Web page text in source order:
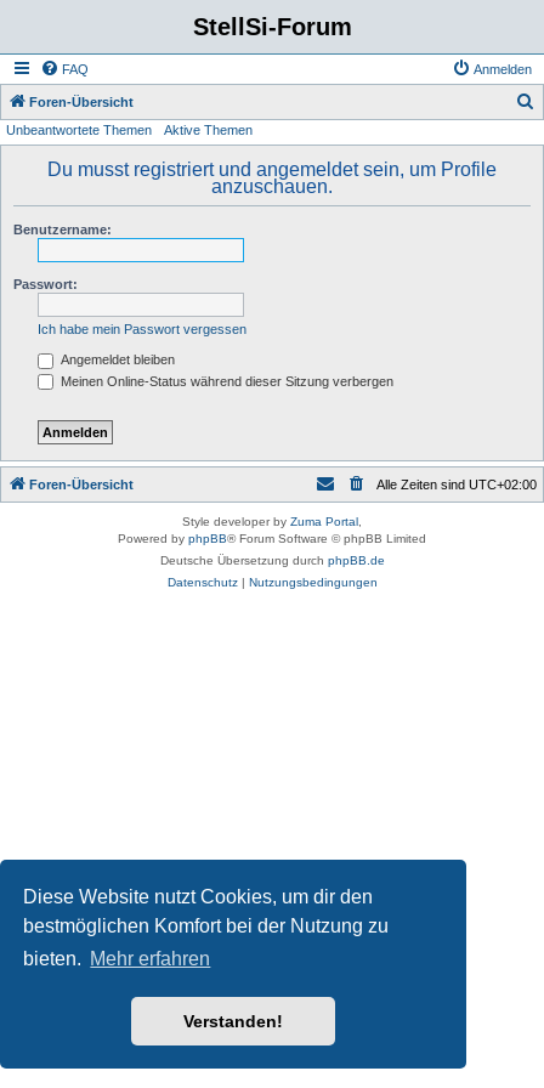
Diese Website nutzt Cookies, um dir den
bestmöglichen Komfort bei der Nutzung zu
bieten. Mehr erfahren
Verstanden!
StellSi-Forum
FAQ Anmelden
Foren-Übersicht
Unbeantwortete Themen Aktive Themen
Du musst registriert und angemeldet sein, um Profile
anzuschauen.
Benutzername:
Passwort:
Ich habe mein Passwort vergessen
Angemeldet bleiben
Meinen Online-Status während dieser Sitzung verbergen
Foren-Übersicht Alle Zeiten sind UTC+02:00
Style developer by Zuma Portal,
Powered by phpBB® Forum Software © phpBB Limited
Deutsche Übersetzung durch phpBB.de
Datenschutz| Nutzungsbedingungen